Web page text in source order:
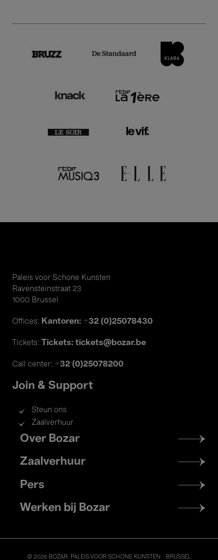
Paleis voor Schone Kunsten
Ravensteinstraat 23
1000 Brussel
Offices: Kantoren: +32 (0)25078430
Tickets: Tickets: tickets@bozar.be
Call center: +32 (0)25078200
Join & Support
Steun ons
Zaalverhuur
Footer
menu
Over Bozar
Zaalverhuur
Pers
Werken bij Bozar
© 2026 BOZAR. PALEIS VOOR SCHONE KUNSTEN - BRUSSEL